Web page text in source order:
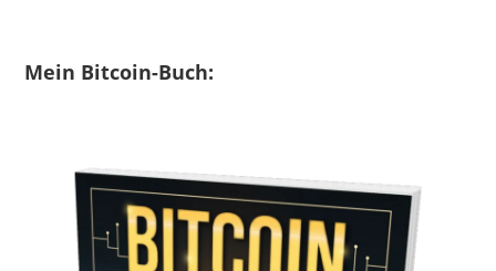
Mein Bitcoin-Buch: